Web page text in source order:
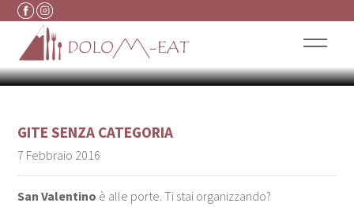
Vai al contenuto
SAN VALENTINO AD ALTA
QUOTA
GITE SENZA CATEGORIA
7 Febbraio 2016
San Valentino è alle porte. Ti stai organizzando?